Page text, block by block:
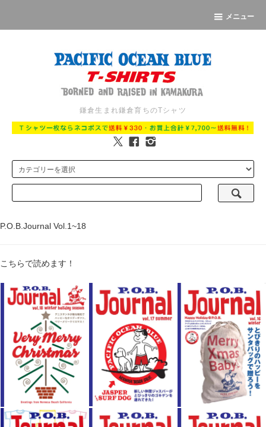
メニュー
鎌倉生まれ鎌倉育ちのTシャツ
P.O.B.Journal Vol.1~18
こちらで読めます！